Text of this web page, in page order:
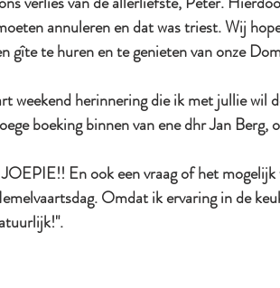
annuleren en dat was triest. Wij
gîte te huren en te genieten van onze
weekend herinnering die ik met jullie wil
boeking binnen van ene dhr Jan
En ook een vraag of het
Omdat ik ervaring in de